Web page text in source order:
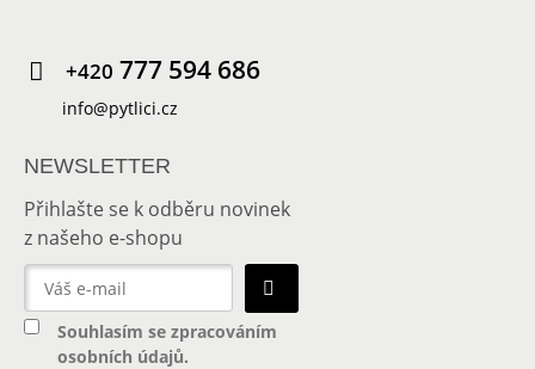
+420 777 594 686
info@pytlici.cz
NEWSLETTER
Přihlašte se k odběru novinek
z našeho e-shopu
Souhlasím se zpracováním
osobních údajů.